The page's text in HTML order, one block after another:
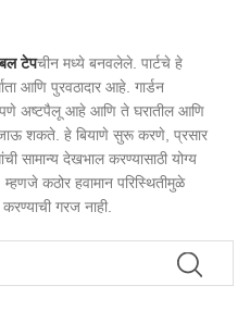
टेपचीन मध्ये बनवलेले. पार्टचे हे
आणि पुरवठादार आहे. गार्डन
अष्टपैलू आहे आणि ते घरातील आणि
जाऊ शकते. हे बियाणे सुरू करणे, प्रसार
सामान्य देखभाल करण्यासाठी योग्य
कठोर हवामान परिस्थितीमुळे
गरज नाही.